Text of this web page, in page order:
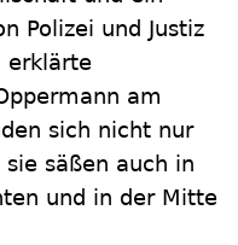
Polizei und Justiz
erklärte
am
sich nicht nur
säßen auch in
und in der Mitte